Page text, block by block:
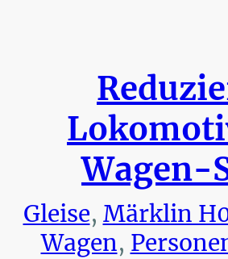
Wagen-
Gleise, Märklin
Wagen,